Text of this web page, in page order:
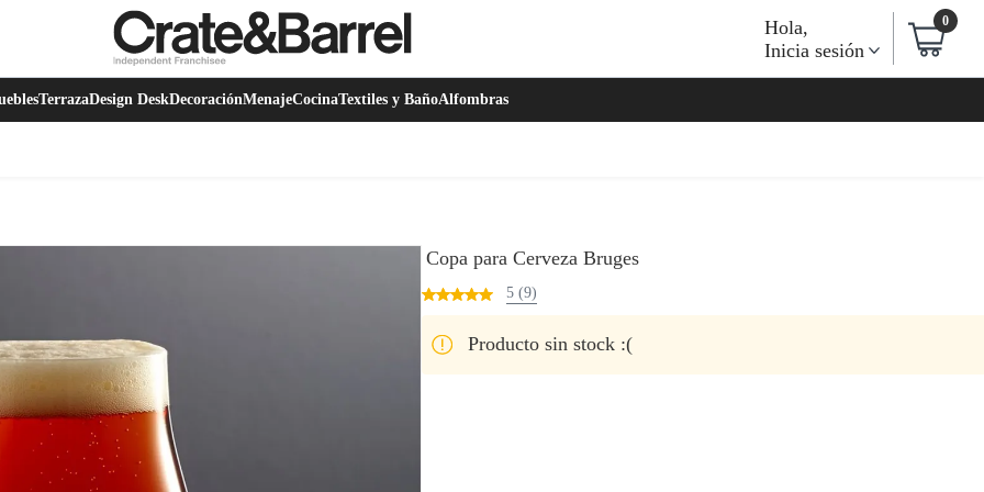
Hola,
Inicia sesión
0
TerrazaDesign DeskDecoraciónMenajeCocinaTextiles y BañoAlfombras
Copa para Cerveza Bruges
5 (9)
Producto sin stock :(